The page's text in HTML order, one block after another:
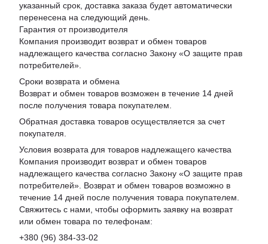
указанный срок, доставка заказа будет автоматически
перенесена на следующий день.
Гарантия от производителя
Компания производит возврат и обмен товаров
надлежащего качества согласно Закону «О защите прав
потребителей».
Сроки возврата и обмена
Возврат и обмен товаров возможен в течение 14 дней
после получения товара покупателем.
Обратная доставка товаров осуществляется за счет
покупателя.
Условия возврата для товаров надлежащего качества
Компания производит возврат и обмен товаров
надлежащего качества согласно Закону «О защите прав
потребителей». Возврат и обмен товаров возможно в
течение 14 дней после получения товара покупателем.
Свяжитесь с нами, чтобы оформить заявку на возврат
или обмен товара по телефонам:
+380 (96) 384-33-02